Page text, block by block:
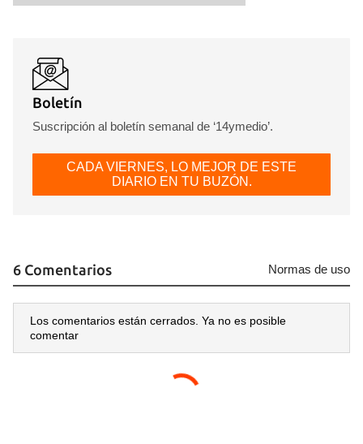
Boletín
Suscripción al boletín semanal de ‘14ymedio’.
CADA VIERNES, LO MEJOR DE ESTE
DIARIO EN TU BUZÓN.
6 Comentarios Normas de uso
Los comentarios están cerrados. Ya no es posible
comentar